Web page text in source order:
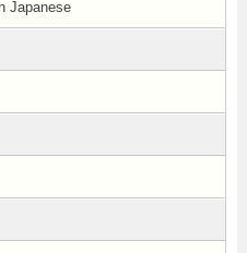
Japanese